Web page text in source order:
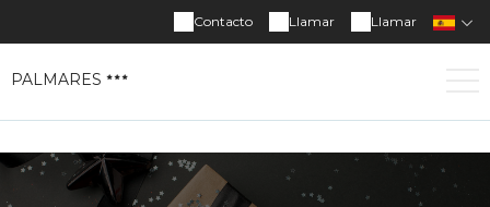
Llamar
Llamar
Contacto
PALMARES